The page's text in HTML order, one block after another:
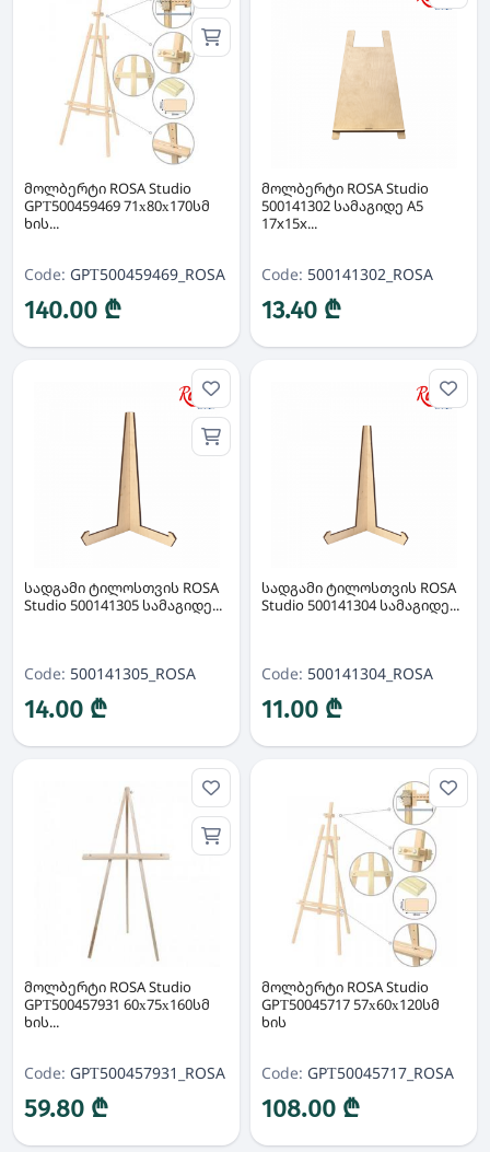
მოლბერტი ROSA Studio
GPТ500459469 71х80х170სმ
ხის...
Code: GPТ500459469_ROSA
140.00 ₾
მოლბერტი ROSA Studio
500141302 სამაგიდე A5
17x15x...
Code: 500141302_ROSA
13.40 ₾
სადგამი ტილოსთვის ROSA
Studio 500141305 სამაგიდე...
Code: 500141305_ROSA
14.00 ₾
სადგამი ტილოსთვის ROSA
Studio 500141304 სამაგიდე...
Code: 500141304_ROSA
11.00 ₾
მოლბერტი ROSA Studio
GPТ500457931 60х75х160სმ
ხის...
Code: GPТ500457931_ROSA
59.80 ₾
მოლბერტი ROSA Studio
GPТ50045717 57х60х120სმ
ხის
Code: GPТ50045717_ROSA
108.00 ₾